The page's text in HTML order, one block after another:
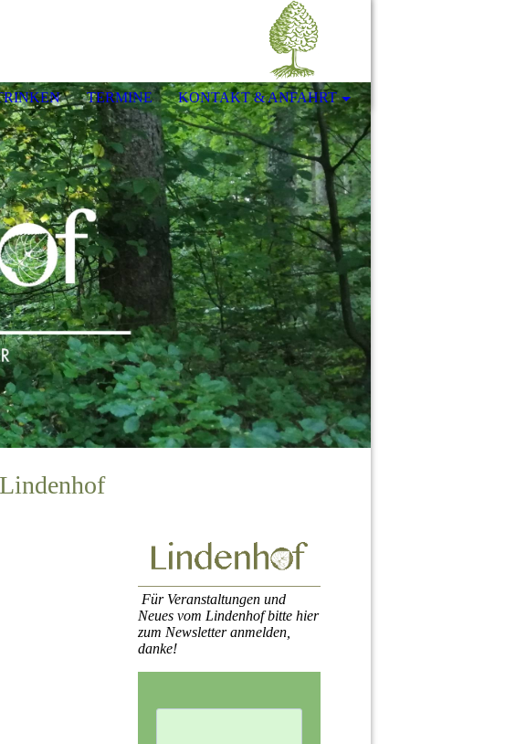
TERMINE KONTAKT & ANFAHRT
Für Veranstaltungen und
Neues vom Lindenhof bitte hier
zum Newsletter anmelden,
danke!